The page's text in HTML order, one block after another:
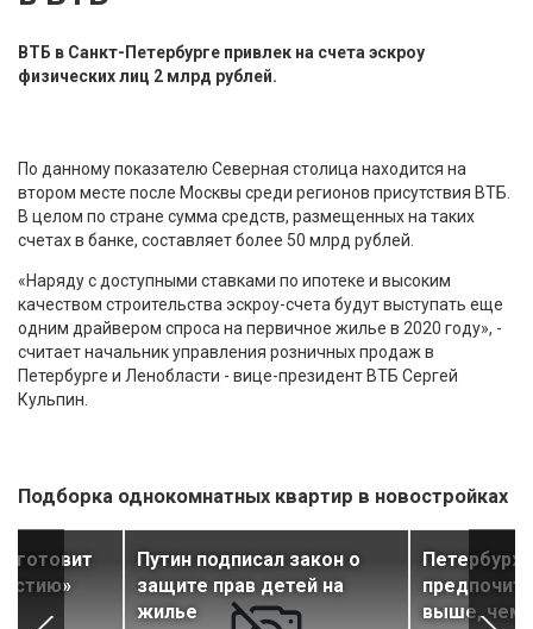
ВТБ в Санкт-Петербурге привлек на счета эскроу
физических лиц 2 млрд рублей.
По данному показателю Северная столица находится на
втором месте после Москвы среди регионов присутствия ВТБ.
В целом по стране сумма средств, размещенных на таких
счетах в банке, составляет более 50 млрд рублей.
«Наряду с доступными ставками по ипотеке и высоким
качеством строительства эскроу-счета будут выступать еще
одним драйвером спроса на первичное жилье в 2020 году», -
считает начальник управления розничных продаж в
Петербурге и Ленобласти - вице-президент ВТБ Сергей
Кульпин.
Подборка однокомнатных квартир в новостройках
готовит
Путин подписал закон о
защите прав детей на
жилье
выше, чем